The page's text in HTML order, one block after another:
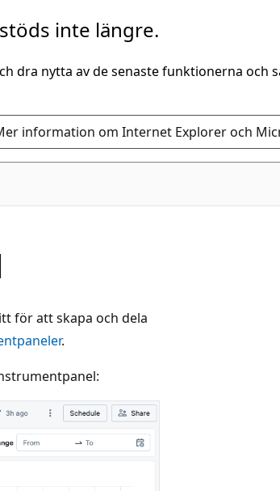
inte längre.
dra nytta av de senaste funktionerna och
information om Internet Explorer och
för att skapa och dela
.